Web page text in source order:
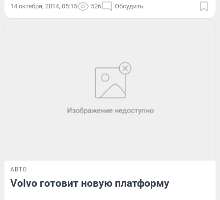
14 октября, 2014, 05:15 526 Обсудить
АВТО
Volvo готовит новую платформу